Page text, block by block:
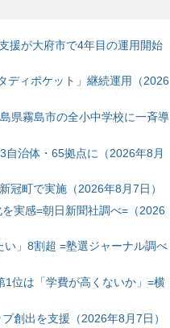
援が大府市で4年目の運用開始
ディポケット」継続運用（2026
県霧島市の全小中学校に一斉導
自治体・65拠点に（2026年8月
冠町で実施（2026年8月7日）
実感=朝日新聞社調べ=（2026
」8割超 =塾選ジャーナル調べ
位は「学費が高くないか」=横
創出を支援（2026年8月7日）